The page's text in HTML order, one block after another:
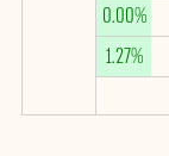
0.00%
1.27%